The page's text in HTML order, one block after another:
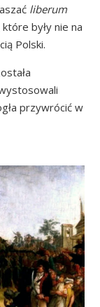
liberum
były nie na
Polski.
przywrócić w